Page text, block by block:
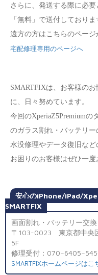
さらに、発送する際に必
「無料」で送付しておりま
遠方の方はこちらのページ
宅配修理専用のページへ
SMARTFIXは、お客様の
に、日々努めています。
今回のXperiaZ5Premiumの
のガラス割れ・バッテリー
水没修理やデータ復旧など
お困りのお客様はぜひ一度
安心のiPhone/iPad/
SMARTFIX
画面割れ・バッテリー交
〒103-0023 東京都中央
5F
修理受付：
SMARTFIXホームページはこ